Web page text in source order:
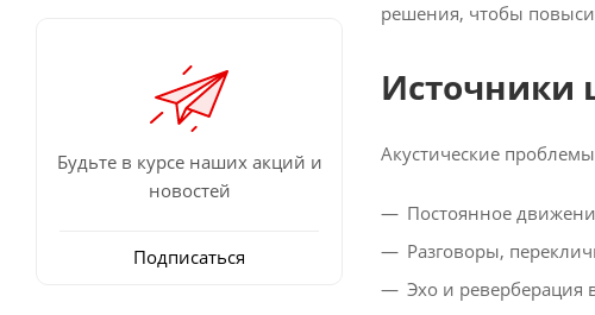
решения, чтобы
Источники
Акустические
Постоянное
Разговоры,
Эхо и
Будьте в курсе наших акций и
новостей
Подписаться